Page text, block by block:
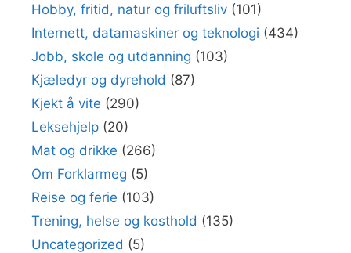
Hobby, fritid, natur og friluftsliv (101)
Internett, datamaskiner og teknologi (434)
Jobb, skole og utdanning (103)
Kjæledyr og dyrehold (87)
Kjekt å vite (290)
Leksehjelp (20)
Mat og drikke (266)
Om Forklarmeg (5)
Reise og ferie (103)
Trening, helse og kosthold (135)
Uncategorized (5)